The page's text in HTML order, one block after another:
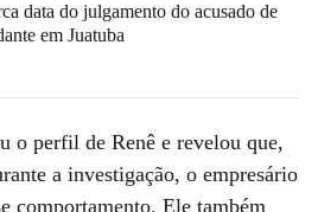
data do julgamento do acusado de
em Juatuba
o perfil de Renê e revelou que,
a investigação, o empresário
comportamento. Ele também